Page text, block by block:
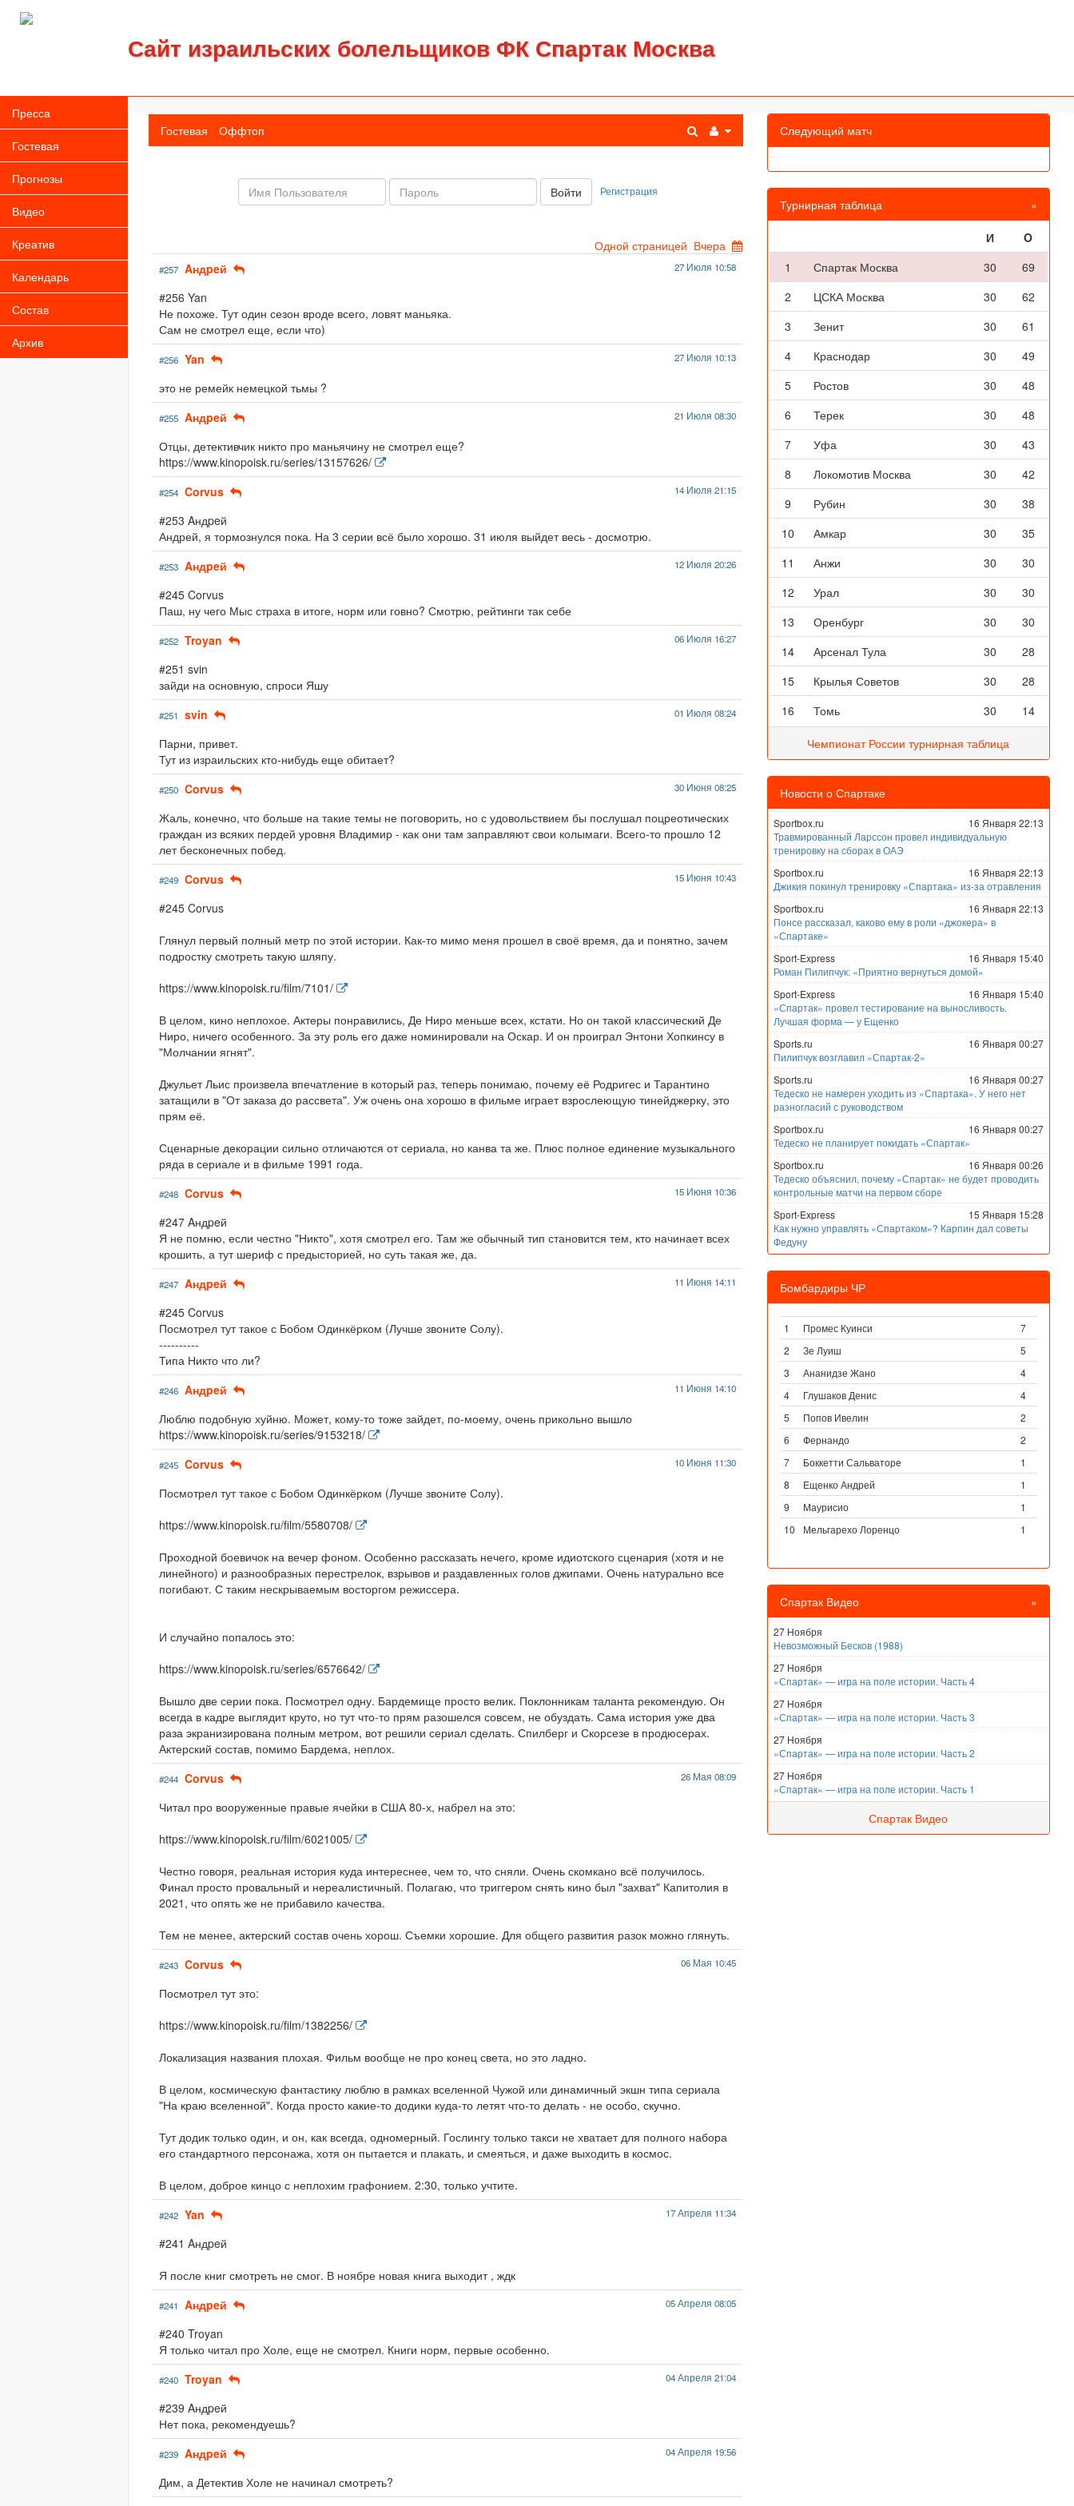
Сайт израильских болельщиков ФК Спартак Москва
Пресса
Гостевая
Прогнозы
Видео
Креатив
Календарь
Состав
Архив
Гостевая Оффтоп
Имя
пользователя
Пароль: Войти Регистрация
Одной страницей Вчера
#257 Aндpeй 27 Июля 10:58
#256 Yan
Не похоже. Тут один сезон вроде всего, ловят маньяка.
Сам не смотрел еще, если что)
#256 Yan 27 Июля 10:13
это не ремейк немецкой тьмы ?
#255 Aндpeй 21 Июля 08:30
Отцы, детективчик никто про маньячину не смотрел еще?
https://www.kinopoisk.ru/series/13157626/
#254 Corvus 14 Июля 21:15
#253 Aндpeй
Андрей, я тормознулся пока. На 3 серии всё было хорошо. 31 июля выйдет весь - досмотрю.
#253 Aндpeй 12 Июля 20:26
#245 Corvus
Паш, ну чего Мыс страха в итоге, норм или говно? Смотрю, рейтинги так себе
#252 Troyan 06 Июля 16:27
#251 svin
зайди на основную, спроси Яшу
#251 svin 01 Июля 08:24
Парни, привет.
Тут из израильских кто-нибудь еще обитает?
#250 Corvus 30 Июня 08:25
Жаль, конечно, что больше на такие темы не поговорить, но с удовольствием бы послушал поцреотических
граждан из всяких пердей уровня Владимир - как они там заправляют свои колымаги. Всего-то прошло 12
лет бесконечных побед.
#249 Corvus 15 Июня 10:43
#245 Corvus
Глянул первый полный метр по этой истории. Как-то мимо меня прошел в своё время, да и понятно, зачем
подростку смотреть такую шляпу.
https://www.kinopoisk.ru/film/7101/
В целом, кино неплохое. Актеры понравились, Де Ниро меньше всех, кстати. Но он такой классический Де
Ниро, ничего особенного. За эту роль его даже номинировали на Оскар. И он проиграл Энтони Хопкинсу в
"Молчании ягнят".
Джульет Льис произвела впечатление в который раз, теперь понимаю, почему её Родригес и Тарантино
затащили в "От заказа до рассвета". Уж очень она хорошо в фильме играет взрослеющую тинейджерку, это
прям её.
Сценарные декорации сильно отличаются от сериала, но канва та же. Плюс полное единение музыкального
ряда в сериале и в фильме 1991 года.
#248 Corvus 15 Июня 10:36
#247 Aндpeй
Я не помню, если честно "Никто", хотя смотрел его. Там же обычный тип становится тем, кто начинает всех
крошить, а тут шериф с предысторией, но суть такая же, да.
#247 Aндpeй 11 Июня 14:11
#245 Corvus
Посмотрел тут такое с Бобом Одинкёрком (Лучше звоните Солу).
----------
Типа Никто что ли?
#246 Aндpeй 11 Июня 14:10
Люблю подобную хуйню. Может, кому-то тоже зайдет, по-моему, очень прикольно вышло
https://www.kinopoisk.ru/series/9153218/
#245 Corvus 10 Июня 11:30
Посмотрел тут такое с Бобом Одинкёрком (Лучше звоните Солу).
https://www.kinopoisk.ru/film/5580708/
Проходной боевичок на вечер фоном. Особенно рассказать нечего, кроме идиотского сценария (хотя и не
линейного) и разнообразных перестрелок, взрывов и раздавленных голов джипами. Очень натурально все
погибают. С таким нескрываемым восторгом режиссера.
И случайно попалось это:
https://www.kinopoisk.ru/series/6576642/
Вышло две серии пока. Посмотрел одну. Бардемище просто велик. Поклонникам таланта рекомендую. Он
всегда в кадре выглядит круто, но тут что-то прям разошелся совсем, не обуздать. Сама история уже два
раза экранизирована полным метром, вот решили сериал сделать. Спилберг и Скорсезе в продюсерах.
Актерский состав, помимо Бардема, неплох.
#244 Corvus 26 Мая 08:09
Читал про вооруженные правые ячейки в США 80-х, набрел на это:
https://www.kinopoisk.ru/film/6021005/
Честно говоря, реальная история куда интереснее, чем то, что сняли. Очень скомкано всё получилось.
Финал просто провальный и нереалистичный. Полагаю, что триггером снять кино был "захват" Капитолия в
2021, что опять же не прибавило качества.
Тем не менее, актерский состав очень хорош. Съемки хорошие. Для общего развития разок можно глянуть.
#243 Corvus 06 Мая 10:45
Посмотрел тут это:
https://www.kinopoisk.ru/film/1382256/
Локализация названия плохая. Фильм вообще не про конец света, но это ладно.
В целом, космическую фантастику люблю в рамках вселенной Чужой или динамичный экшн типа сериала
"На краю вселенной". Когда просто какие-то додики куда-то летят что-то делать - не особо, скучно.
Тут додик только один, и он, как всегда, одномерный. Гослингу только такси не хватает для полного набора
его стандартного персонажа, хотя он пытается и плакать, и смеяться, и даже выходить в космос.
В целом, доброе кинцо с неплохим графонием. 2:30, только учтите.
#242 Yan 17 Апреля 11:34
#241 Aндpeй
Я после книг смотреть не смог. В ноябре новая книга выходит , ждк
#241 Aндpeй 05 Апреля 08:05
#240 Troyan
Я только читал про Холе, еще не смотрел. Книги норм, первые особенно.
#240 Troyan 04 Апреля 21:04
#239 Aндpeй
Нет пока, рекомендуешь?
#239 Aндpeй 04 Апреля 19:56
Дим, а Детектив Холе не начинал смотреть?
Следующий матч
Турнирная таблица »
И
O
1
Спартак Москва 30
69
2
ЦСКА Москва 30
62
3
Зенит 30
61
4
Краснодар 30
49
5
Ростов 30
48
6
Терек 30
48
7
Уфа 30
43
8
Локомотив Москва 30
42
9
Рубин 30
38
10
Амкар 30
35
11
Анжи 30
30
12
Урал 30
30
13
Оренбург 30
30
14
Арсенал Тула 30
28
15
Крылья Советов 30
28
16
Томь 30 14
Чемпионат России турнирная таблица
Новости о Спартаке
Sportbox.ru
16 Января 22:13
Травмированный Ларссон провел индивидуальную
тренировку на сборах в ОАЭ
Sportbox.ru
16 Января 22:13
Джикия покинул тренировку «Спартака» из-за отравления
Sportbox.ru
16 Января 22:13
Понсе рассказал, каково ему в роли «джокера» в
«Спартаке»
Sport-Express
16 Января 15:40
Роман Пилипчук: «Приятно вернуться домой»
Sport-Express
16 Января 15:40
«Спартак» провел тестирование на выносливость.
Лучшая форма — у Ещенко
Sports.ru
16 Января 00:27
Пилипчук возглавил «Спартак-2»
Sports.ru
16 Января 00:27
Тедеско не намерен уходить из «Спартака». У него нет
разногласий с руководством
Sportbox.ru
16 Января 00:27
Тедеско не планирует покидать «Спартак»
Sportbox.ru
16 Января 00:26
Тедеско объяснил, почему «Спартак» не будет проводить
контрольные матчи на первом сборе
Sport-Express
15 Января 15:28
Как нужно управлять «Спартаком»? Карпин дал советы
Федуну
Бомбардиры ЧР
1 Промес Куинси
7
2
Зе Луиш
5
3
Ананидзе Жано
4
4
Глушаков Денис
4
5
Попов Ивелин
2
6
Фернандо
2
7
Боккетти Сальваторе
1
8
Ещенко Андрей
1
9
Маурисио
1
10
Мельгарехо Лоренцо 1
Спартак Видео »
27 Ноября
Невозможный Бесков (1988)
27 Ноября
«Спартак» — игра на поле истории. Часть 4
27 Ноября
«Спартак» — игра на поле истории. Часть 3
27 Ноября
«Спартак» — игра на поле истории. Часть 2
27 Ноября
«Спартак» — игра на поле истории. Часть 1
Спартак Видео